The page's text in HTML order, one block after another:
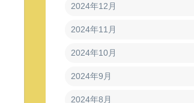
2024年12月
2024年11月
2024年10月
2024年9月
2024年8月